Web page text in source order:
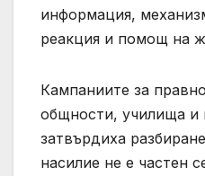
информация,
реакция и помощ на
Кампаниите за
общности, училища и
затвърдиха
насилие не е частен